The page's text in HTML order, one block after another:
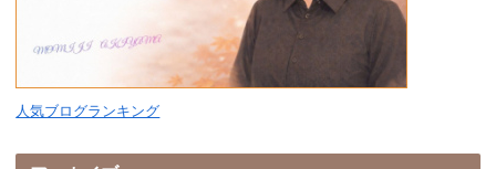
人気ブログランキング